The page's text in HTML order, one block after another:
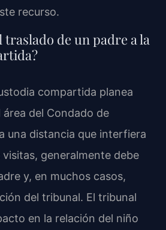
recurso.
traslado de un padre a la
compartida planea
del Condado de
una distancia que interfiera
generalmente debe
y, en muchos casos,
del tribunal. El tribunal
en la relación del niño